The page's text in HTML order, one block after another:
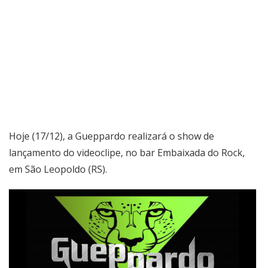
Hoje (17/12), a Gueppardo realizará o show de
lançamento do videoclipe, no bar Embaixada do Rock,
em São Leopoldo (RS).